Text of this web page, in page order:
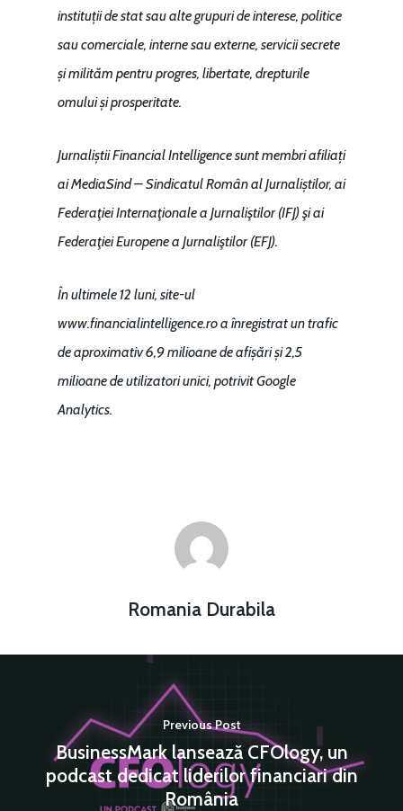
instituții de stat sau alte grupuri de interese, politice
sau comerciale, interne sau externe, servicii secrete
și milităm pentru progres, libertate, drepturile
omului și prosperitate.
Jurnaliștii Financial Intelligence sunt membri afiliați
ai MediaSind – Sindicatul Român al Jurnaliștilor, ai
Federaţiei Internaţionale a Jurnaliştilor (IFJ) şi ai
Federaţiei Europene a Jurnaliştilor (EFJ).
În ultimele 12 luni, site-ul
www.financialintelligence.ro a înregistrat un trafic
de aproximativ 6,9 milioane de afișări și 2,5
milioane de utilizatori unici, potrivit Google
Analytics.
Romania Durabila
Previous Post
BusinessMark lansează CFOlogy, un
podcast dedicat liderilor financiari din
România